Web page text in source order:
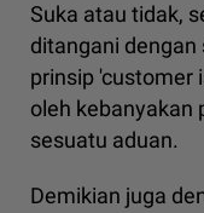
Suka atau tidak,
ditangani dengan
prinsip 'customer
oleh kebanyakan
sesuatu aduan.
Demikian juga